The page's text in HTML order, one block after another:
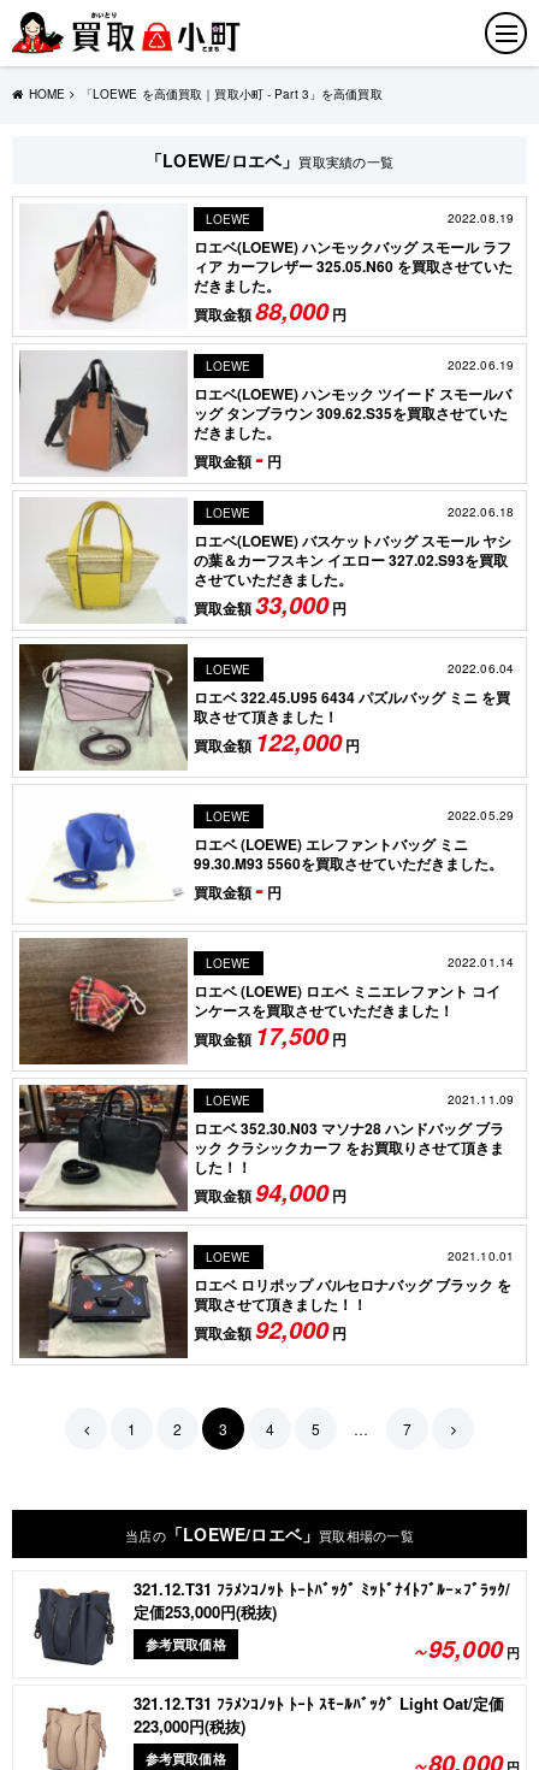
HOME 「LOEWE を高価買取｜買取小町 - Part 3」を高価買取
「LOEWE/ロエベ」 買取実績の一覧
LOEWE 2022.08.19
ロエベ(LOEWE) ハンモックバッグ スモール ラフ
ィア カーフレザー 325.05.N60 を買取させていた
だきました。
買取金額88,000円
LOEWE 2022.06.19
ロエベ(LOEWE) ハンモック ツイード スモールバ
ッグ タンブラウン 309.62.S35を買取させていた
だきました。
買取金額- 円
LOEWE 2022.06.18
ロエベ(LOEWE) バスケットバッグ スモール ヤシ
の葉＆カーフスキン イエロー 327.02.S93を買取
させていただきました。
買取金額33,000円
LOEWE 2022.06.04
ロエベ 322.45.U95 6434 パズルバッグ ミニ を買
取させて頂きました！
買取金額 122,000円
LOEWE 2022.05.29
ロエベ (LOEWE) エレファントバッグ ミニ
99.30.M93 5560を買取させていただきました。
買取金額- 円
LOEWE 2022.01.14
ロエベ (LOEWE) ロエベ ミニエレファント コイ
ンケースを買取させていただきました！
買取金額 17,500円
LOEWE 2021.11.09
ロエベ 352.30.N03 マソナ28 ハンドバッグ ブラ
ック クラシックカーフ をお買取りさせて頂きま
した！！
買取金額94,000円
LOEWE 2021.10.01
ロエベ ロリポップ バルセロナバッグ ブラック を
買取させて頂きました！！
買取金額92,000円
1 2 3 4 5 … 7
当店の「LOEWE/ロエベ」 買取相場の一覧
321.12.T31 ﾌﾗﾒﾝｺﾉｯﾄ ﾄｰﾄﾊﾞｯｸﾞ ﾐｯﾄﾞﾅｲﾄﾌﾞﾙｰ×ﾌﾞﾗｯｸ/
定価253,000円(税抜)
参考買取価格 ~95,000円
321.12.T31 ﾌﾗﾒﾝｺﾉｯﾄ ﾄｰﾄ ｽﾓｰﾙﾊﾞｯｸﾞ Light Oat/定価
223,000円(税抜)
参考買取価格 ~80,000円